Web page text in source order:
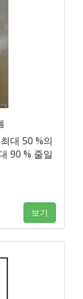
대 50 %의
90 % 줄일
보기